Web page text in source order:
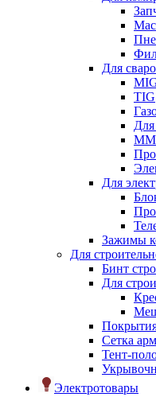
Для
TIG
Для
Для
Зажимы
Для
Бинт
Для
Сетка
Тент-
Электротовары